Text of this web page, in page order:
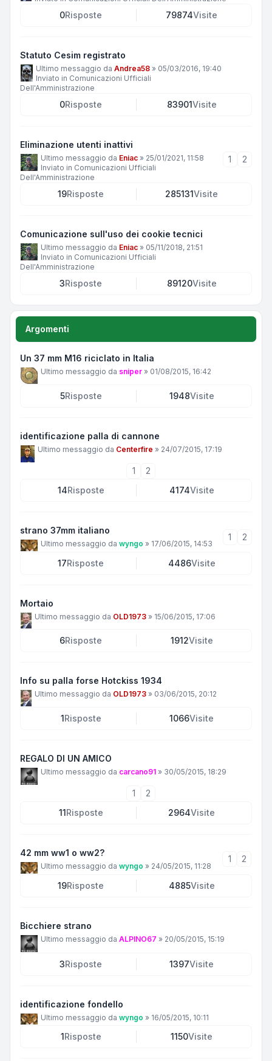
0Risposte 79874Visite
Statuto Cesim registrato
Ultimo messaggio da Andrea58 » 05/03/2016, 19:40
Inviato in Comunicazioni Ufficiali
Dell'Amministrazione
0Risposte 83901Visite
Eliminazione utenti inattivi
Ultimo messaggio da Eniac » 25/01/2021, 11:58
Inviato in Comunicazioni Ufficiali
Dell'Amministrazione
1 2
19Risposte 285131Visite
Comunicazione sull'uso dei cookie tecnici
Ultimo messaggio da Eniac » 05/11/2018, 21:51
Inviato in Comunicazioni Ufficiali
Dell'Amministrazione
3Risposte 89120Visite
Argomenti
Un 37 mm M16 riciclato in Italia
Ultimo messaggio da sniper » 01/08/2015, 16:42
5Risposte 1948Visite
identificazione palla di cannone
Ultimo messaggio da Centerfire » 24/07/2015, 17:19
1
2
14Risposte 4174Visite
strano 37mm italiano
Ultimo messaggio da wyngo » 17/06/2015, 14:53
1 2
17Risposte 4486Visite
Mortaio
Ultimo messaggio da OLD1973 » 15/06/2015, 17:06
6Risposte 1912Visite
Info su palla forse Hotckiss 1934
Ultimo messaggio da OLD1973 » 03/06/2015, 20:12
1Risposte 1066Visite
REGALO DI UN AMICO
Ultimo messaggio da carcano91 » 30/05/2015, 18:29
1
2
11Risposte 2964Visite
42 mm ww1 o ww2?
Ultimo messaggio da wyngo » 24/05/2015, 11:28
1 2
19Risposte 4885Visite
Bicchiere strano
Ultimo messaggio da ALPINO67 » 20/05/2015, 15:19
3Risposte 1397Visite
identificazione fondello
Ultimo messaggio da wyngo » 16/05/2015, 10:11
1Risposte 1150Visite